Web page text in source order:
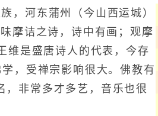
河东蒲州（今山西运城）
摩诘之诗，诗中有画；观摩
维是盛唐诗人的代表，今存
，受禅宗影响很大。佛教有
，非常多才多艺，音乐也很